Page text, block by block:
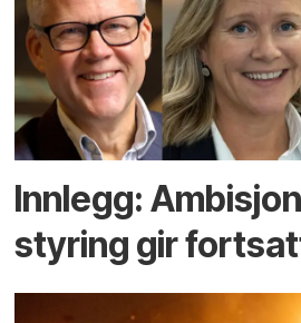
Innlegg:
styring gir